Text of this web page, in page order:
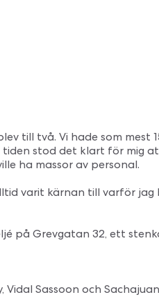
till två. Vi hade som mest
tiden stod det klart för mig
ha massor av personal.
varit kärnan till varför jag
på Grevgatan 32, ett
Sassoon och